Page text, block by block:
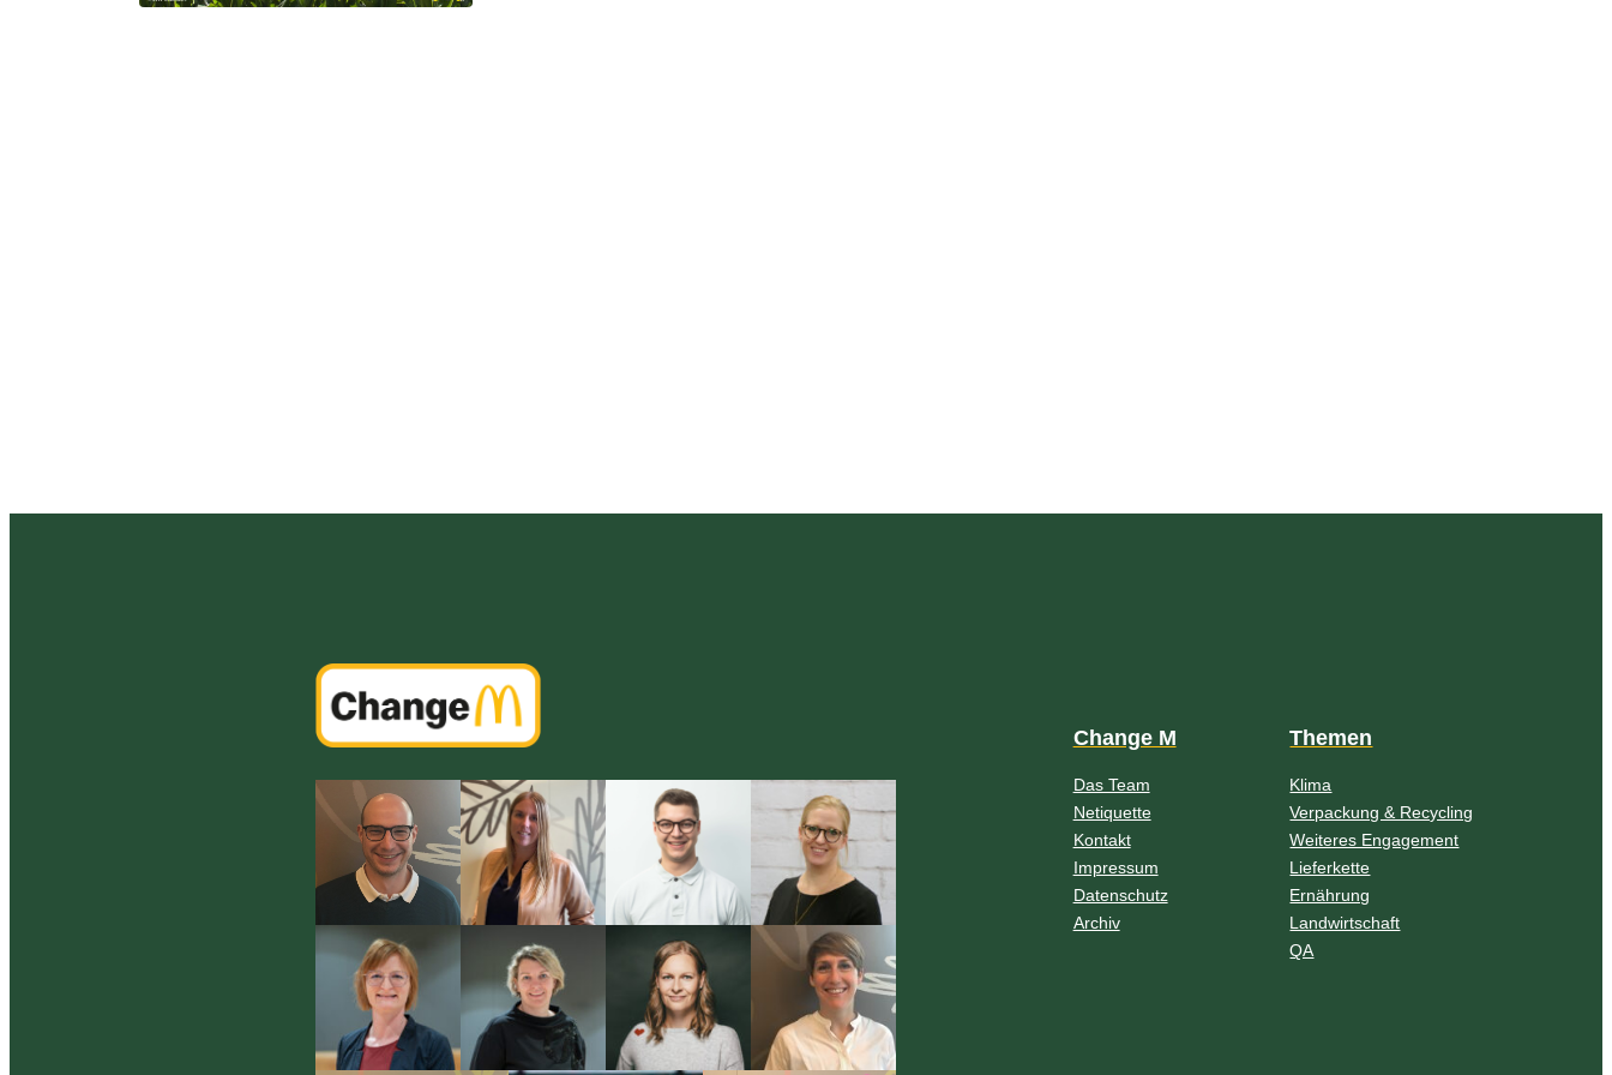
Change M
Das Team
Netiquette
Kontakt
Impressum
Datenschutz
Archiv
Themen
Klima
Verpackung & Recycling
Weiteres Engagement
Lieferkette
Ernährung
Landwirtschaft
QA